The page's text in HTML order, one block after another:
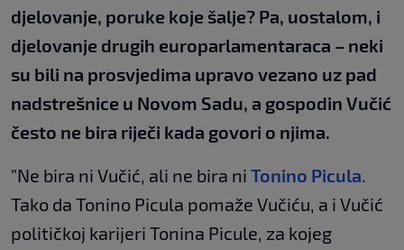
djelovanje, poruke koje šalje? Pa, uostalom, i
djelovanje drugih europarlamentaraca – neki
su bili na prosvjedima upravo vezano uz pad
nadstrešnice u Novom Sadu, a gospodin Vučić
često ne bira riječi kada govori o njima.
"Ne bira ni Vučić, ali ne bira ni Tonino Picula.
Tako da Tonino Picula pomaže Vučiću, a i Vučić
političkoj karijeri Tonina Picule, za kojeg